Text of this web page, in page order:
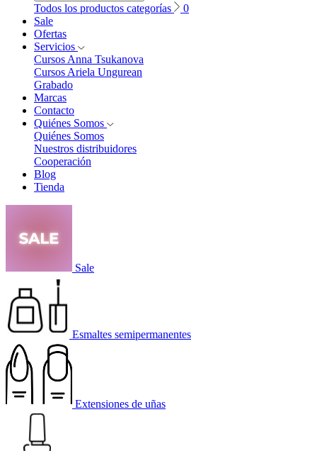
Todos los productos categorías
0
Sale
Ofertas
Servicios
Cursos Anna Tsukanova
Cursos Ariela Ungurean
Grabado
Marcas
Contacto
Quiénes Somos
Quiénes Somos
Nuestros distribuidores
Cooperación
Blog
Tienda
Sale
Esmaltes semipermanentes
Extensiones de uñas